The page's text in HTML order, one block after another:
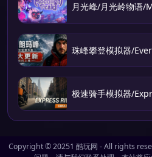
月光峰/月光岭物语/
珠峰攀登模拟器/
极速骑手模拟器/
Copyright © 20251 酷玩网 - All rights